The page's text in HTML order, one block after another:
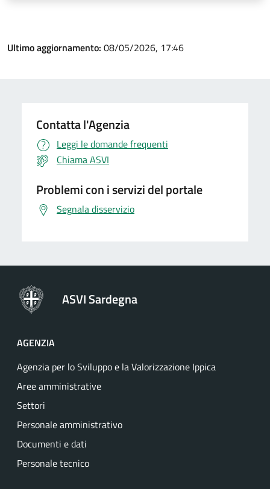
Ultimo aggiornamento: 08/05/2026, 17:46
Contatta l'Agenzia
Leggi le domande frequenti
Chiama ASVI
Problemi con i servizi del portale
Segnala disservizio
ASVI Sardegna
AGENZIA
Agenzia per lo Sviluppo e la Valorizzazione Ippica
Aree amministrative
Settori
Personale amministrativo
Documenti e dati
Personale tecnico